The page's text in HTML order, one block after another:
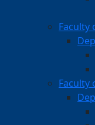
Faculty
Faculty